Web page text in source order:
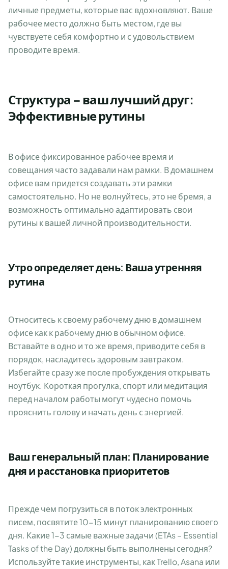
личные предметы, которые вас вдохновляют. Ваше
рабочее место должно быть местом, где вы
чувствуете себя комфортно и с удовольствием
проводите время.
Структура – ваш лучший друг:
Эффективные рутины
В офисе фиксированное рабочее время и
совещания часто задавали нам рамки. В домашнем
офисе вам придется создавать эти рамки
самостоятельно. Но не волнуйтесь, это не бремя, а
возможность оптимально адаптировать свои
рутины к вашей личной производительности.
Утро определяет день: Ваша утренняя
рутина
Относитесь к своему рабочему дню в домашнем
офисе как к рабочему дню в обычном офисе.
Вставайте в одно и то же время, приводите себя в
порядок, насладитесь здоровым завтраком.
Избегайте сразу же после пробуждения открывать
ноутбук. Короткая прогулка, спорт или медитация
перед началом работы могут чудесно помочь
прояснить голову и начать день с энергией.
Ваш генеральный план: Планирование
дня и расстановка приоритетов
Прежде чем погрузиться в поток электронных
писем, посвятите 10-15 минут планированию своего
дня. Какие 1-3 самые важные задачи (ETAs – Essential
Tasks of the Day) должны быть выполнены сегодня?
Используйте такие инструменты, как Trello, Asana или